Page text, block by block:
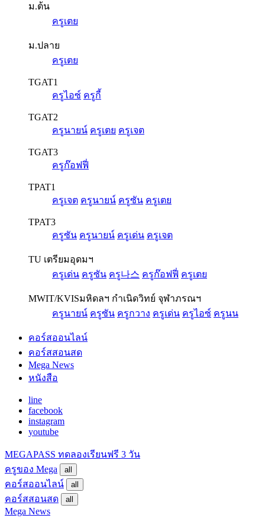
ม.ต้น
ครูเตย
ม.ปลาย
ครูเตย
TGAT1
ครูไอซ์ ครูกี้
TGAT2
ครูนายน์ ครูเตย ครูเจต
TGAT3
ครูก๊อฟฟี่
TPAT1
ครูเจต ครูนายน์ ครูซัน ครูเตย
TPAT3
ครูซัน ครูนายน์ ครูเด่น ครูเจต
TU เตรียมอุดมฯ
ครูเด่น ครูซัน ครู나스 ครูก๊อฟฟี่ ครูเตย
MWIT/KVISมหิดลฯ กำเนิดวิทย์ จุฬาภรณฯ
ครูนายน์ ครูซัน ครูกวาง ครูเด่น ครูไอซ์ ครูนน
คอร์สออนไลน์
คอร์สสอนสด
Mega News
หนังสือ
line
facebook
instagram
youtube
MEGAPASS ทดลองเรียนฟรี 3 วัน
ครูของ Mega
all
คอร์สออนไลน์ all
คอร์สสอนสด all
Mega News